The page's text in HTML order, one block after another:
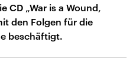
CD „War is a Wound,
den Folgen für die
beschäftigt.